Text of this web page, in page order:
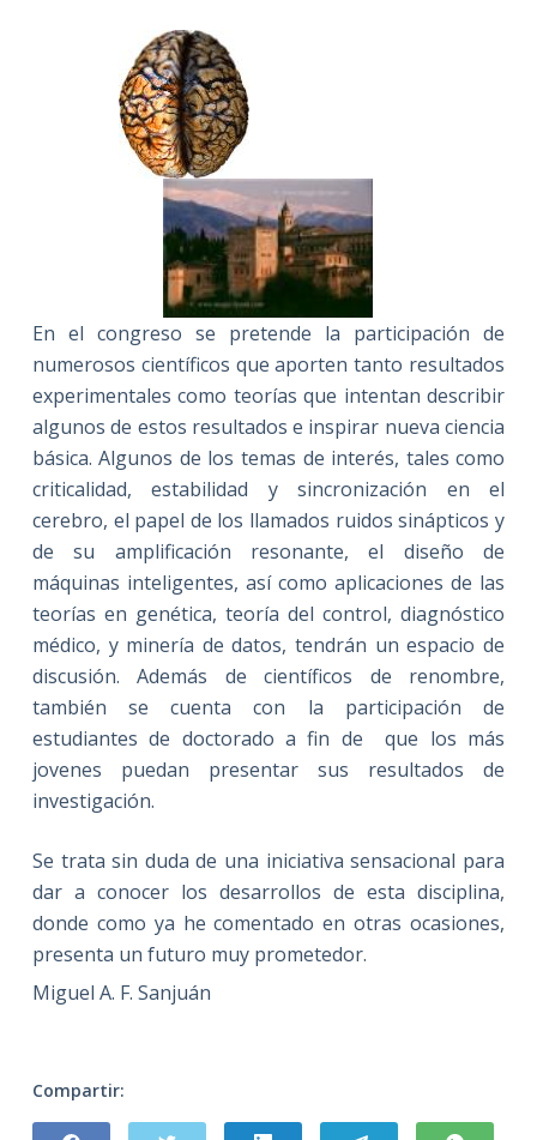
En el congreso se pretende la participación de
numerosos científicos que aporten tanto resultados
experimentales como teorías que intentan describir
algunos de estos resultados e inspirar nueva ciencia
básica. Algunos de los temas de interés, tales como
criticalidad, estabilidad y sincronización en el
cerebro, el papel de los llamados ruidos sinápticos y
de su amplificación resonante, el diseño de
máquinas inteligentes, así como aplicaciones de las
teorías en genética, teoría del control, diagnóstico
médico, y minería de datos, tendrán un espacio de
discusión. Además de científicos de renombre,
también se cuenta con la participación de
estudiantes de doctorado a fin de que los más
jovenes puedan presentar sus resultados de
investigación.
Se trata sin duda de una iniciativa sensacional para
dar a conocer los desarrollos de esta disciplina,
donde como ya he comentado en otras ocasiones,
presenta un futuro muy prometedor.
Miguel A. F. Sanjuán
Compartir: